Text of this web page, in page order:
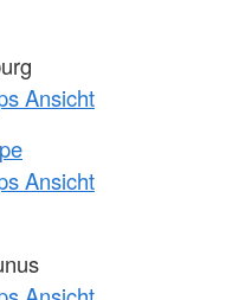
Ansicht
Ansicht